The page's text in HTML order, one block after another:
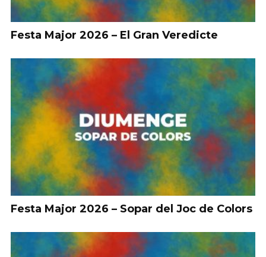
Festa Major 2026 – El Gran Veredicte
Festa Major 2026 – Sopar del Joc de Colors